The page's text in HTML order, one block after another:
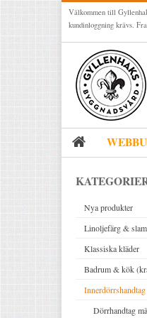
Välkommen till
kundinloggning krävs.
Nya produkter
Linoljefärg &
Linoljefärger
Vita kulörer
Grå kulörer
Gula kulörer
Matta
Falu rödfärg
Konstnärsfärger
Klassiska kläder
Resistant Work
Storvästar
Västar
Badrum & kök
Köksblandare
Innerdörrshandtag
Dörrhandtag